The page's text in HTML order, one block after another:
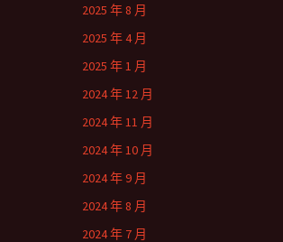
2025 年 8 月
2025 年 4 月
2025 年 1 月
2024 年 12 月
2024 年 11 月
2024 年 10 月
2024 年 9 月
2024 年 8 月
2024 年 7 月